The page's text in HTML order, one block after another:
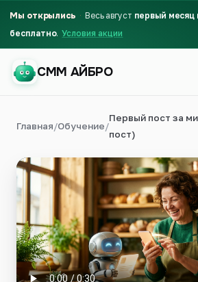
Мы открылись Весь август первый месяц
бесплатно Условия акции
СММ АЙБРО
СММ АЙБРО
Главная/Обучение/
Первый пост за
пост)